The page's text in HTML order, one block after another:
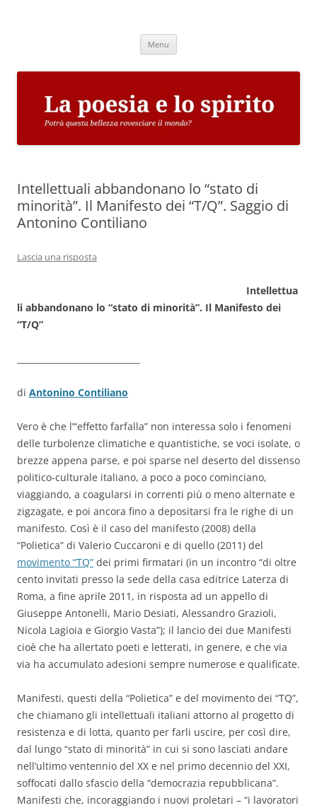
Menu
Intellettuali abbandonano lo “stato di
minorità”. Il Manifesto dei “T/Q”. Saggio di
Antonino Contiliano
Lascia una risposta
Intellettua
li abbandonano lo “stato di minorità”. Il Manifesto dei
“T/Q”
di Antonino Contiliano
Vero è che l’“effetto farfalla” non interessa solo i fenomeni
delle turbolenze climatiche e quantistiche, se voci isolate, o
brezze appena parse, e poi sparse nel deserto del dissenso
politico-culturale italiano, a poco a poco cominciano,
viaggiando, a coagularsi in correnti più o meno alternate e
zigzagate, e poi ancora fino a depositarsi fra le righe di un
manifesto. Così è il caso del manifesto (2008) della
“Polietica” di Valerio Cuccaroni e di quello (2011) del
movimento “TQ” dei primi firmatari (in un incontro “di oltre
cento invitati presso la sede della casa editrice Laterza di
Roma, a fine aprile 2011, in risposta ad un appello di
Giuseppe Antonelli, Mario Desiati, Alessandro Grazioli,
Nicola Lagioia e Giorgio Vasta”); il lancio dei due Manifesti
cioè che ha allertato poeti e letterati, in genere, e che via
via ha accumulato adesioni sempre numerose e qualificate.
Manifesti, questi della “Polietica” e del movimento dei “TQ”,
che chiamano gli intellettuali italiani attorno al progetto di
resistenza e di lotta, quanto per farli uscire, per così dire,
dal lungo “stato di minorità” in cui si sono lasciati andare
nell’ultimo ventennio del XX e nel primo decennio del XXI,
soffocati dallo sfascio della “democrazia repubblicana”.
Manifesti che, incoraggiando i nuovi proletari – “i lavoratori